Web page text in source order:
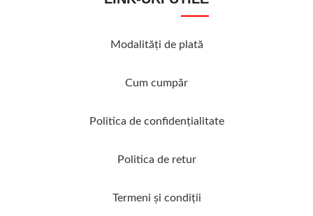
Modalităţi de plată
Cum cumpăr
Politica de confidenţialitate
Politica de retur
Termeni şi condiţii